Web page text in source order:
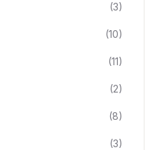
(3)
(10)
(11)
(2)
(8)
(3)